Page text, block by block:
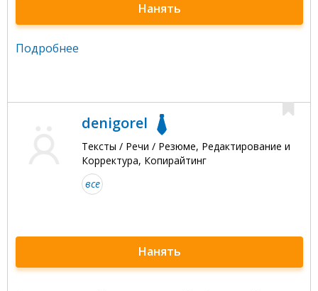
Нанять
Подробнее
denigorel
Тексты / Речи / Резюме, Редактирование и
Корректура, Копирайтинг
все
Нанять